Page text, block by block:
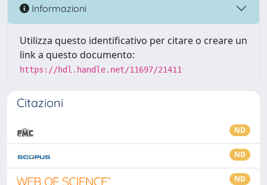
Informazioni
Utilizza questo identificativo per citare o creare un
link a questo documento:
https://hdl.handle.net/11697/21411
Citazioni
ND
ND
ND